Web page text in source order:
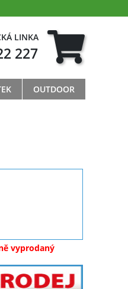
LINKA
227
OUTDOOR
vyprodaný